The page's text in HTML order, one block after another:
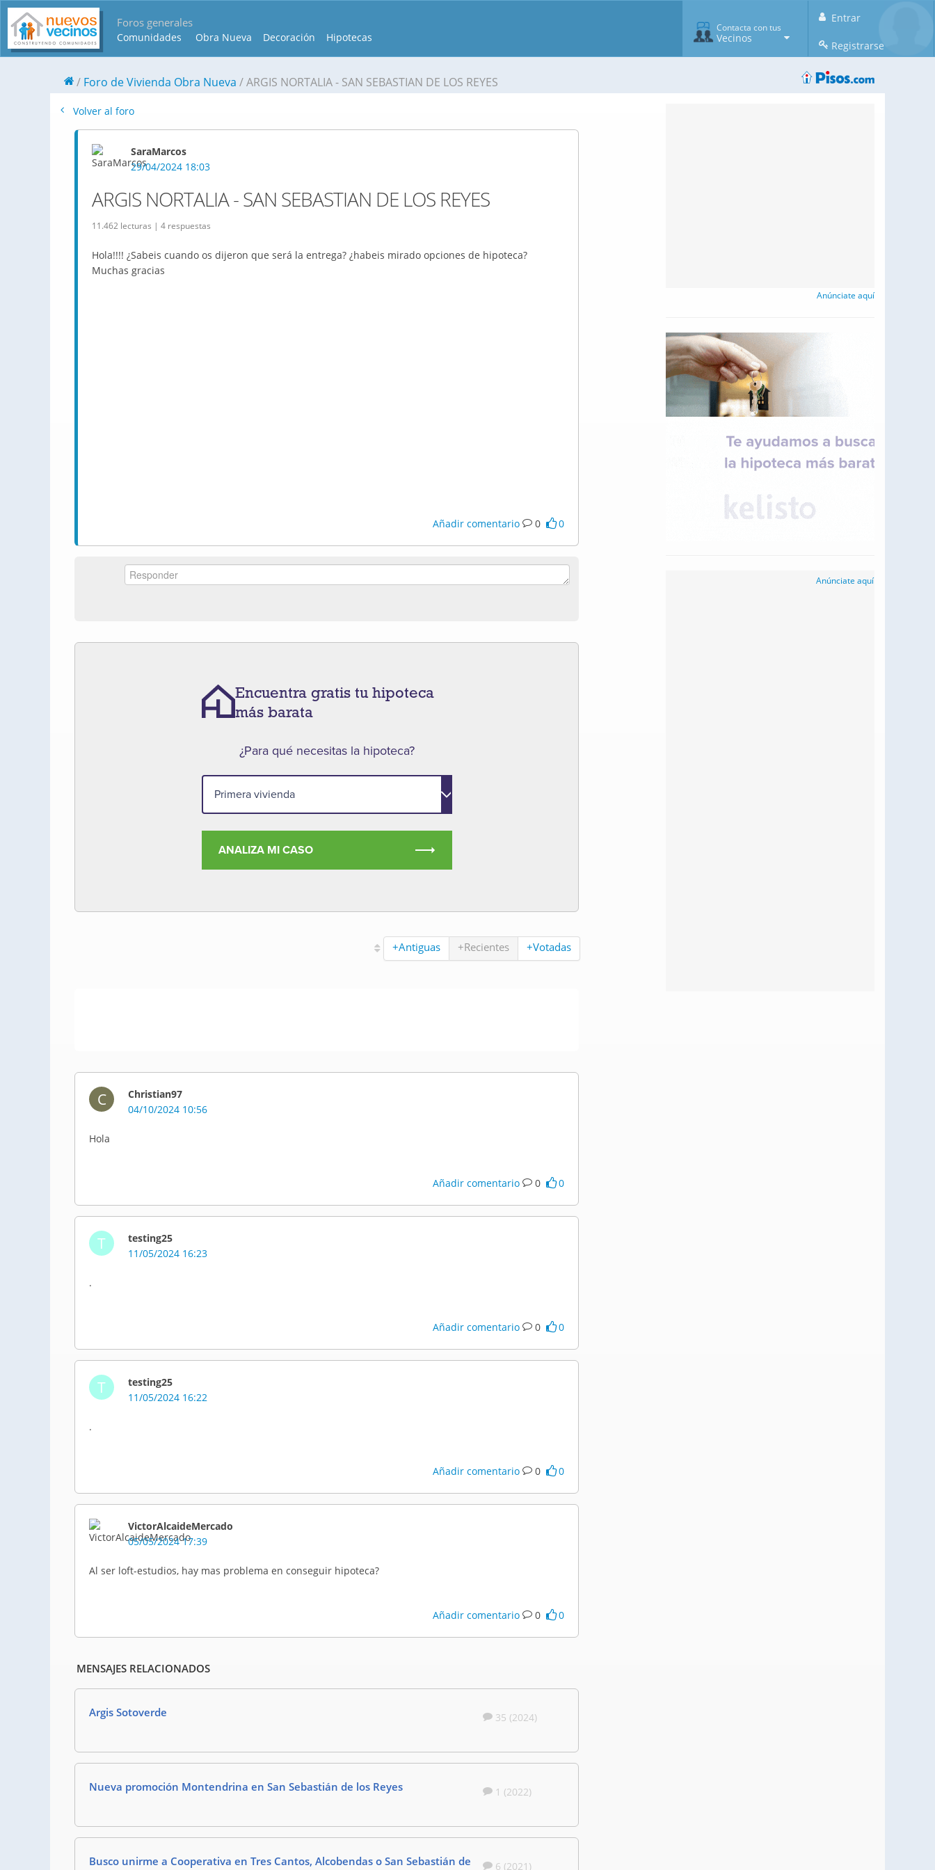
Foros generales
Comunidades Obra Nueva Decoración Hipotecas
Entrar
Registrarse
Contacta con tus
Vecinos
Foro de Vivienda Obra Nueva ARGIS NORTALIA - SAN SEBASTIAN DE LOS REYES
Volver al foro
SaraMarcos
29/04/2024 18:03
ARGIS NORTALIA - SAN SEBASTIAN DE LOS REYES
11.462 lecturas | 4 respuestas
Hola!!!! ¿Sabeis cuando os dijeron que será la entrega? ¿habeis mirado opciones de hipoteca?
Muchas gracias
Añadir comentario 0 0
Encuentra gratis tu hipoteca
más barata
¿Para qué necesitas la hipoteca?
ANALIZA MI CASO
+Antiguas +Recientes +Votadas
C
Christian97
04/10/2024 10:56
Hola
Añadir comentario 0 0
T
testing25
11/05/2024 16:23
.
Añadir comentario 0 0
T
testing25
11/05/2024 16:22
.
Añadir comentario 0 0
VictorAlcaideMercado
05/05/2024 17:39
Al ser loft-estudios, hay mas problema en conseguir hipoteca?
Añadir comentario 0 0
MENSAJES RELACIONADOS
Argis Sotoverde 35 (2024)
Nueva promoción Montendrina en San Sebastián de los Reyes 1 (2022)
Busco unirme a Cooperativa en Tres Cantos, Alcobendas o San Sebastián de 6 (2021)
Anúnciate aquí
Anúnciate aquí